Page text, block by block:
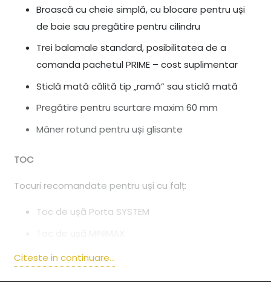
Broască cu cheie simplă, cu blocare pentru uși
de baie sau pregătire pentru cilindru
Trei balamale standard, posibilitatea de a
comanda pachetul PRIME – cost suplimentar
Sticlă mată călită tip „ramă” sau sticlă mată
Pregătire pentru scurtare maxim 60 mm
Mâner rotund pentru uși glisante
TOC
Tocuri recomandate pentru uși cu falț:
Toc de ușă Porta SYSTEM
Tocuri recomandate pentru uși fără falț:
Citeste in continuare...